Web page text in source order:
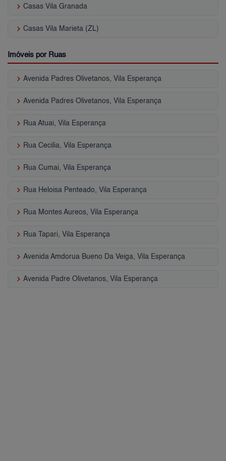
keyboard_arrow_right Casas Vila Granada
keyboard_arrow_right Casas Vila Marieta (ZL)
Imóveis por Ruas
keyboard_arrow_right Avenida Padres Olivetanos, Vila Esperança
keyboard_arrow_right Avenida Padres Olivetanos, Vila Esperança
keyboard_arrow_right Rua Atuai, Vila Esperança
keyboard_arrow_right Rua Cecilia, Vila Esperança
keyboard_arrow_right Rua Cumai, Vila Esperança
keyboard_arrow_right Rua Heloisa Penteado, Vila Esperança
keyboard_arrow_right Rua Montes Aureos, Vila Esperança
keyboard_arrow_right Rua Tapari, Vila Esperança
keyboard_arrow_right Avenida Amdorua Bueno Da Veiga, Vila Esperança
keyboard_arrow_right Avenida Padre Olivetanos, Vila Esperança